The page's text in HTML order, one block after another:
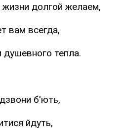
долгой желаем,
вам всегда,
тепла.
б'ють,
йдуть,